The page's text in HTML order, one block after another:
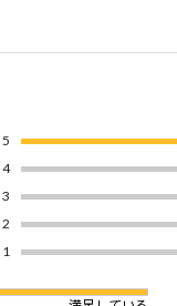
5
4
3
2
1